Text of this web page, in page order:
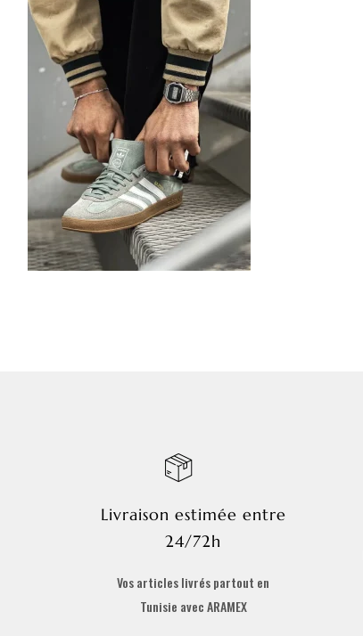
Livraison estimée entre
24/72h
Vos articles livrés partout en
Tunisie avec ARAMEX